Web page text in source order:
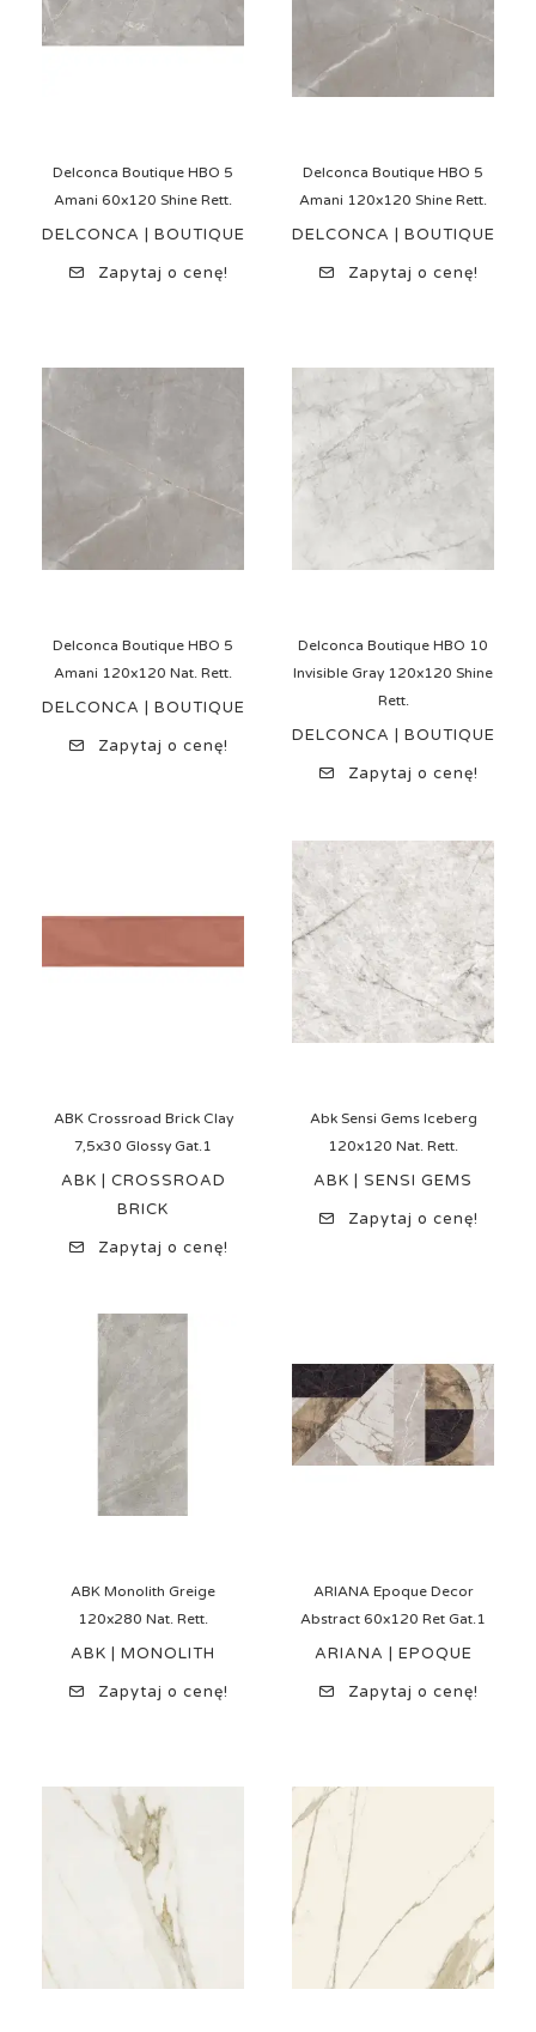
Delconca Boutique HBO 5
Amani 60x120 Shine Rett.
DELCONCA | BOUTIQUE
Zapytaj o cenę!
Delconca Boutique HBO 5
Amani 120x120 Shine Rett.
DELCONCA | BOUTIQUE
Zapytaj o cenę!
Delconca Boutique HBO 5
Amani 120x120 Nat. Rett.
DELCONCA | BOUTIQUE
Zapytaj o cenę!
Delconca Boutique HBO 10
Invisible Gray 120x120 Shine
Rett.
DELCONCA | BOUTIQUE
Zapytaj o cenę!
ABK Crossroad Brick Clay
7,5x30 Glossy Gat.1
ABK | CROSSROAD
BRICK
Zapytaj o cenę!
Abk Sensi Gems Iceberg
120x120 Nat. Rett.
ABK | SENSI GEMS
Zapytaj o cenę!
ABK Monolith Greige
120x280 Nat. Rett.
ABK | MONOLITH
Zapytaj o cenę!
ARIANA Epoque Decor
Abstract 60x120 Ret Gat.1
ARIANA | EPOQUE
Zapytaj o cenę!